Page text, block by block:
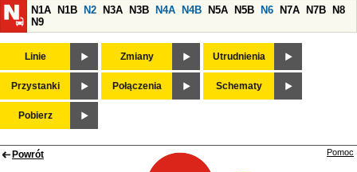
N1A
N1B N2 N3A N3B N4A N4B N5A N5B N6 N7A N7B
N8
N9
Linie Zmiany Utrudnienia
Przystanki Połączenia Schematy
Pobierz
Powrót Pomoc